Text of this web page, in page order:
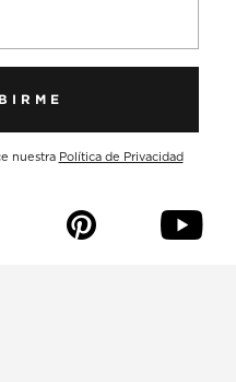
nuestra Política de Privacidad
p y